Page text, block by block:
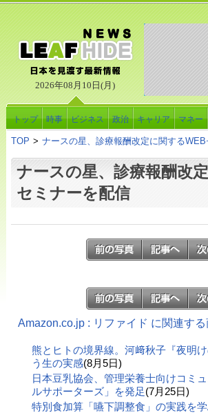
2026年08月10日(月)
トップ 時事 ビジネス 政治 キャリア マネー
TOP > ナースの星、診療報酬改定に関する
ナースの星、診療報酬改
セミナーを配信
Amazon.co.jp : リファイド に関連する
熊とヒトの境界線。河﨑秋子『夜明
う生の実感(8月5日)
日本豆乳協会、管理栄養士向けコミ
ルサポーターズ」を発足(7月25日)
特別食加算「嚥下調整食」の実践を